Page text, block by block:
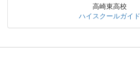
高崎東高校
ハイスクールガイド